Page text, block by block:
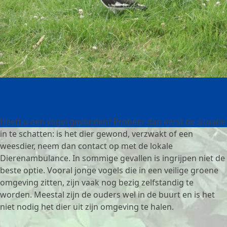
Heeft u een vogel gevonden? Probeer dan eerst de situatie
in te schatten: is het dier gewond, verzwakt of een
weesdier, neem dan contact op met de lokale
Dierenambulance. In sommige gevallen is ingrijpen niet de
beste optie. Vooral jonge vogels die in een veilige groene
omgeving zitten, zijn vaak nog bezig zelfstandig te
worden. Meestal zijn de ouders wel in de buurt en is het
niet nodig het dier uit zijn omgeving te halen.